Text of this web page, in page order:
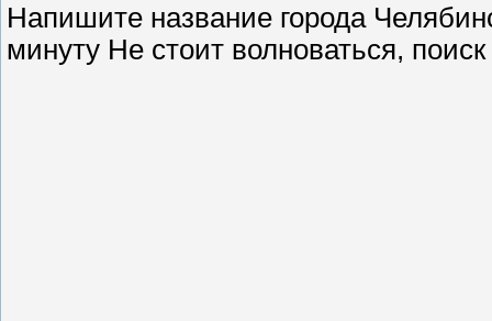
Напишите название города
минуту Не стоит волноваться,